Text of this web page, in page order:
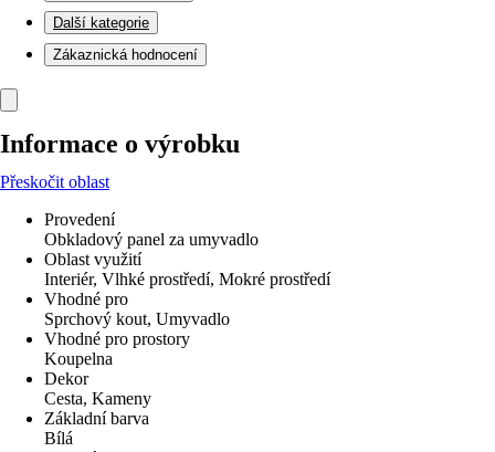
Další kategorie
Zákaznická hodnocení
Informace o výrobku
Přeskočit oblast
Provedení
Obkladový panel za umyvadlo
Oblast využití
Interiér, Vlhké prostředí, Mokré prostředí
Vhodné pro
Sprchový kout, Umyvadlo
Vhodné pro prostory
Koupelna
Dekor
Cesta, Kameny
Základní barva
Bílá